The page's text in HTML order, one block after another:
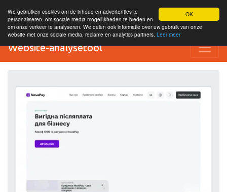
OK
We gebruiken cookies om de inhoud en advertenties te
personaliseren, om sociale media mogelijkheden te bieden en
om onze verkeer te analyseren. We delen ook informatie over uw gebruik van onze
website met onze sociale media, reclame en analytics partners. Leer meer
Website-analysetool